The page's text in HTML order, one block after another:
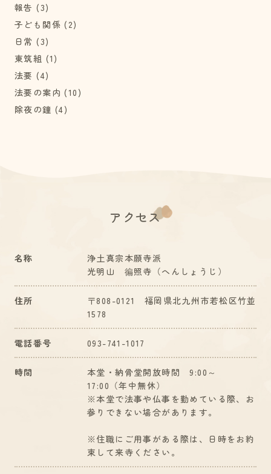
報告 (3)
子ども関係 (2)
日常 (3)
東筑組 (1)
法要 (4)
法要の案内 (10)
除夜の鐘 (4)
アクセス
名称
浄土真宗本願寺派
光明山 徧照寺（へんしょうじ）
住所
〒808-0121 福岡県北九州市若松区竹並
1578
電話番号 093-741-1017
時間
本堂・納骨堂開放時間 9:00～
17:00（年中無休）
※本堂で法事や仏事を勤めている際、お
参りできない場合があります。
※住職にご用事がある際は、日時をお約
束して来寺ください。